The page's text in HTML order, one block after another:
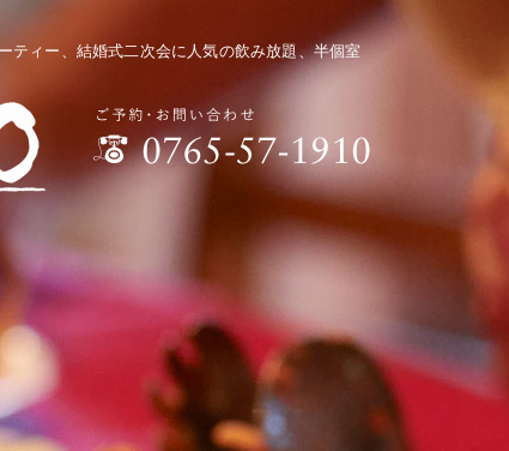
ティー、結婚式二次会に人気の飲み放題、半個室